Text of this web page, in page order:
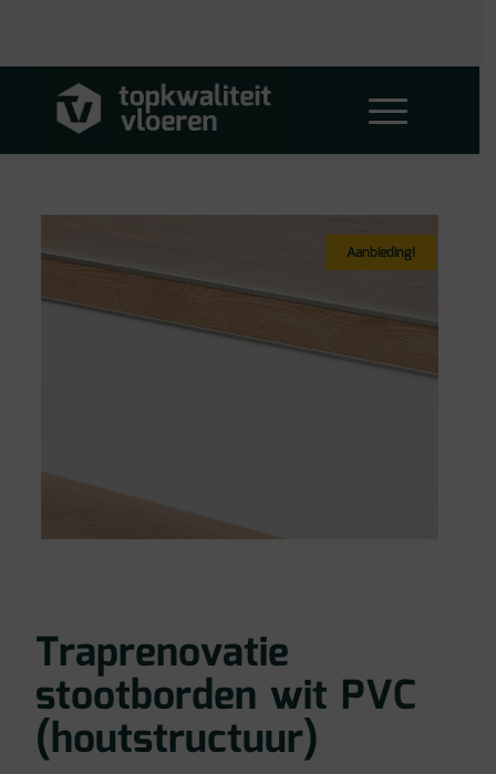
Aanbieding!
Traprenovatie
stootborden wit PVC
(houtstructuur)